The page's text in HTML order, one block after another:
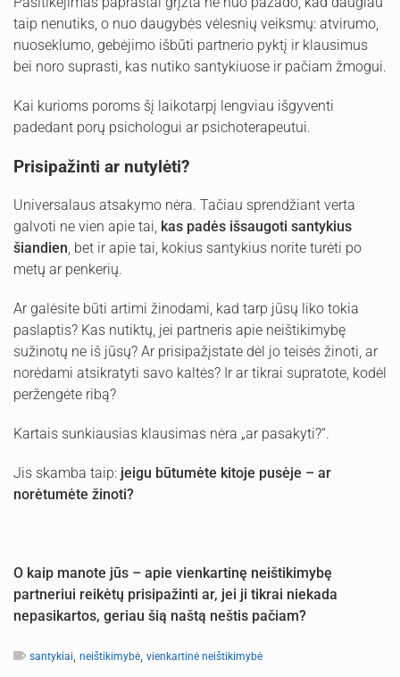
taip nenutiks, o nuo daugybės vėlesnių veiksmų: atvirumo,
nuoseklumo, gebėjimo išbūti partnerio pyktį ir klausimus
bei noro suprasti, kas nutiko santykiuose ir pačiam žmogui.
Kai kurioms poroms šį laikotarpį lengviau išgyventi
padedant porų psichologui ar psichoterapeutui.
Prisipažinti ar nutylėti?
Universalaus atsakymo nėra. Tačiau sprendžiant verta
galvoti ne vien apie tai, kas padės išsaugoti santykius
šiandien, bet ir apie tai, kokius santykius norite turėti po
metų ar penkerių.
Ar galėsite būti artimi žinodami, kad tarp jūsų liko tokia
paslaptis? Kas nutiktų, jei partneris apie neištikimybę
sužinotų ne iš jūsų? Ar prisipažįstate dėl jo teisės žinoti, ar
norėdami atsikratyti savo kaltės? Ir ar tikrai supratote, kodėl
peržengėte ribą?
Kartais sunkiausias klausimas nėra „ar pasakyti?“.
Jis skamba taip: jeigu būtumėte kitoje pusėje – ar
norėtumėte žinoti?
O kaip manote jūs – apie vienkartinę neištikimybę
partneriui reikėtų prisipažinti ar, jei ji tikrai niekada
nepasikartos, geriau šią naštą neštis pačiam?
santykiai, neištikimybė, vienkartinė neištikimybė